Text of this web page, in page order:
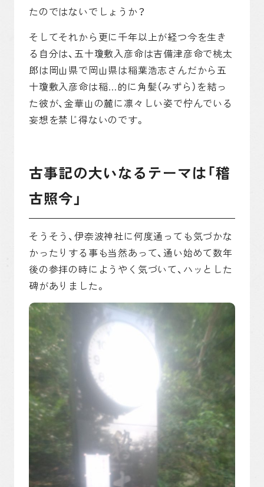
たのではないでしょうか？
そしてそれから更に千年以上が経つ今を生き
る自分は、五十瓊敷入彦命は吉備津彦命で桃太
郎は岡山県で岡山県は稲葉浩志さんだから五
十瓊敷入彦命は稲…的に角髪（みずら）を結っ
た彼が、金華山の麓に凛々しい姿で佇んでいる
妄想を禁じ得ないのです。
古事記の大いなるテーマは「稽
古照今」
そうそう、伊奈波神社に何度通っても気づかな
かったりする事も当然あって、通い始めて数年
後の参拝の時にようやく気づいて、ハッとした
碑がありました。